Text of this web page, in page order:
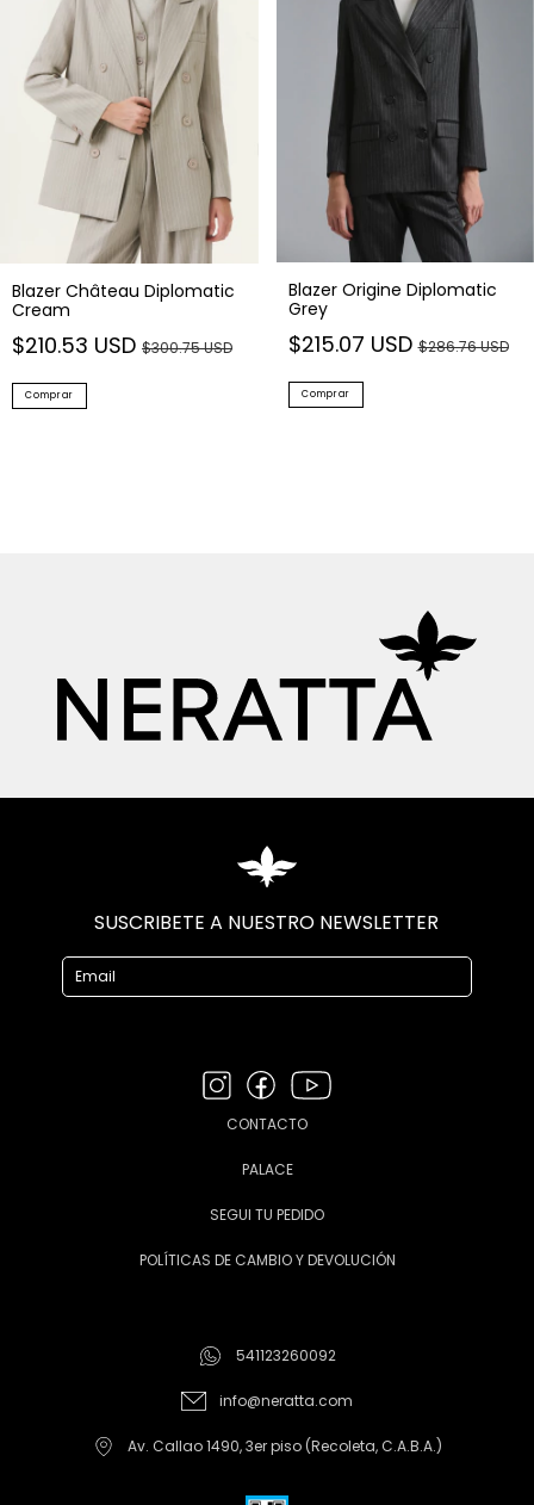
Blazer Château Diplomatic
Cream
$210.53 USD $300.75 USD
Comprar
Blazer Origine Diplomatic
Grey
$215.07 USD$286.76 USD
Comprar
SUSCRIBETE A NUESTRO NEWSLETTER
CONTACTO
PALACE
SEGUI TU PEDIDO
POLÍTICAS DE CAMBIO Y DEVOLUCIÓN
541123260092
info@neratta.com
Av. Callao 1490, 3er piso (Recoleta, C.A.B.A.)